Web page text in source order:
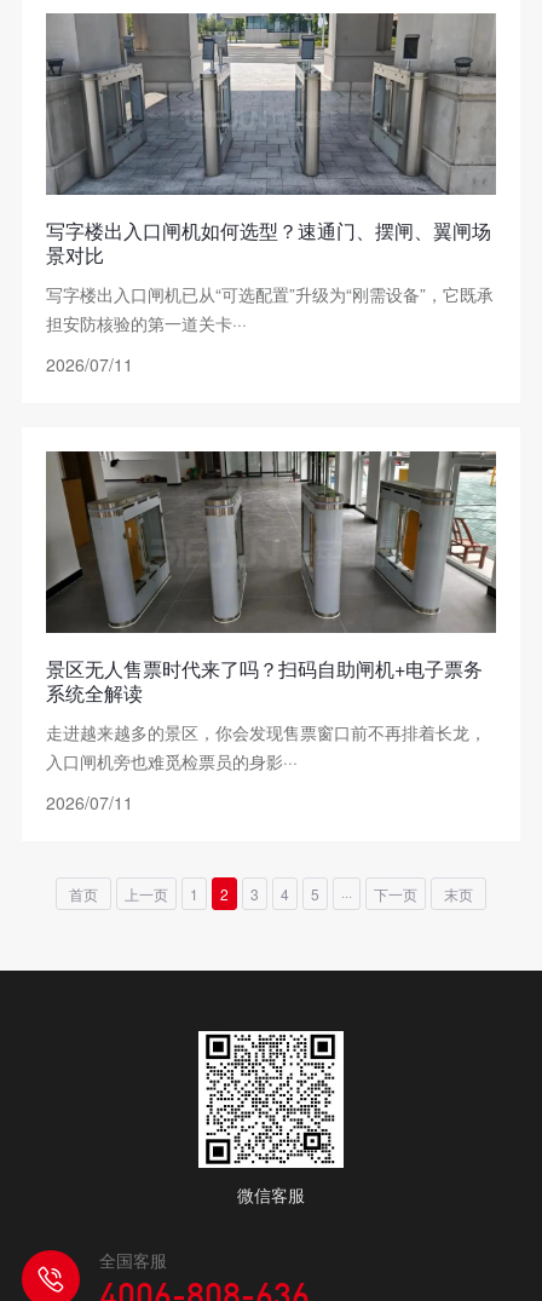
写字楼出入口闸机如何选型？速通门、摆闸、翼闸场
景对比
写字楼出入口闸机已从“可选配置”升级为“刚需设备”，它既承
担安防核验的第一道关卡···
2026/07/11
景区无人售票时代来了吗？扫码自助闸机+电子票务
系统全解读
走进越来越多的景区，你会发现售票窗口前不再排着长龙，
入口闸机旁也难觅检票员的身影···
2026/07/11
首页 上一页 1 2 3 4 5 ··· 下一页 末页
微信客服
全国客服